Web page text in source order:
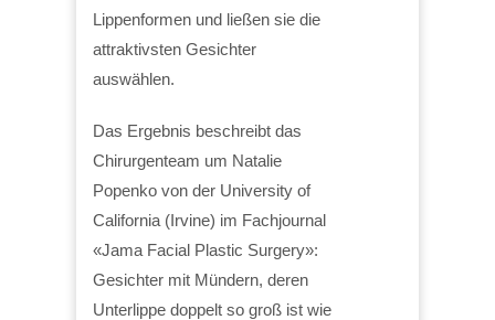
Lippenformen und ließen sie die
attraktivsten Gesichter
auswählen.
Das Ergebnis beschreibt das
Chirurgenteam um Natalie
Popenko von der University of
California (Irvine) im Fachjournal
«Jama Facial Plastic Surgery»:
Gesichter mit Mündern, deren
Unterlippe doppelt so groß ist wie